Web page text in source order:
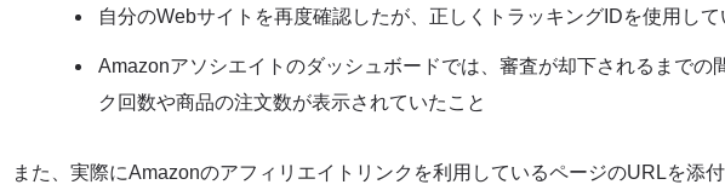
自分のWebサイトを再度確認したが、正しくトラッキングIDを使用して
Amazonアソシエイトのダッシュボードでは、審査が却下されるまでの
ク回数や商品の注文数が表示されていたこと
また、実際にAmazonのアフィリエイトリンクを利用しているページのURLを添